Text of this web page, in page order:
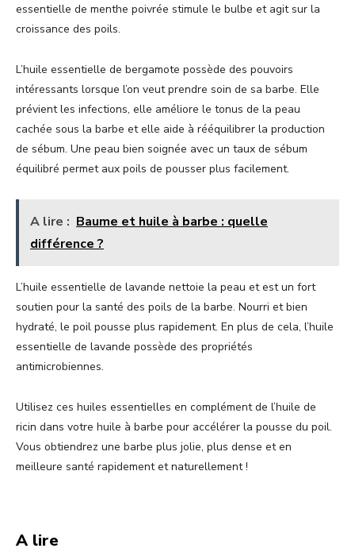
essentielle de menthe poivrée stimule le bulbe et agit sur la
croissance des poils.
L’huile essentielle de bergamote possède des pouvoirs
intéressants lorsque l’on veut prendre soin de sa barbe. Elle
prévient les infections, elle améliore le tonus de la peau
cachée sous la barbe et elle aide à rééquilibrer la production
de sébum. Une peau bien soignée avec un taux de sébum
équilibré permet aux poils de pousser plus facilement.
A lire : Baume et huile à barbe : quelle
différence ?
L’huile essentielle de lavande nettoie la peau et est un fort
soutien pour la santé des poils de la barbe. Nourri et bien
hydraté, le poil pousse plus rapidement. En plus de cela, l’huile
essentielle de lavande possède des propriétés
antimicrobiennes.
Utilisez ces huiles essentielles en complément de l’huile de
ricin dans votre huile à barbe pour accélérer la pousse du poil.
Vous obtiendrez une barbe plus jolie, plus dense et en
meilleure santé rapidement et naturellement !
A lire